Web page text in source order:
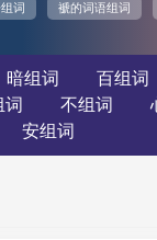
词 褫的词语组词
暗组词 百组词
词 不组词
安组词